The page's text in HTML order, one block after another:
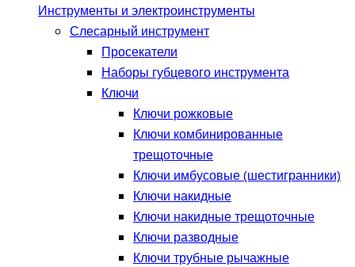
Инструменты и электроинструменты
Слесарный инструмент
Просекатели
Наборы губцевого инструмента
Ключи
Ключи рожковые
Ключи комбинированные
трещоточные
Ключи имбусовые (шестигранники)
Ключи накидные
Ключи накидные трещоточные
Ключи разводные
Ключи трубные рычажные